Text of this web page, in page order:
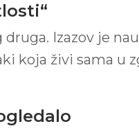
Izazov je
koja živi sama u